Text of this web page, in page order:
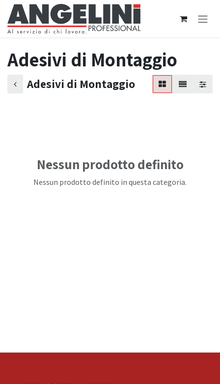
Passa al contenuto
Adesivi di Montaggio
Adesivi di Montaggio
Nessun prodotto definito
Nessun prodotto definito in questa categoria.